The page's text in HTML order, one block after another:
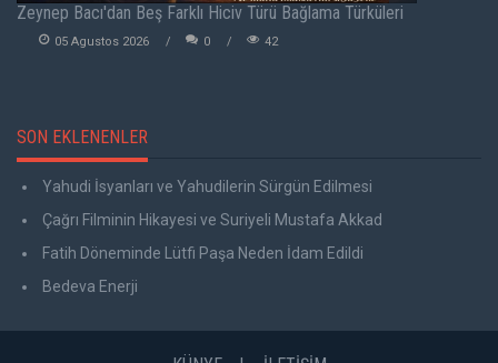
Zeynep Bacı'dan Beş Farklı Hiciv Türü Bağlama Türküleri
05 Agustos 2026 0 42
SON EKLENENLER
Yahudi İsyanları ve Yahudilerin Sürgün Edilmesi
Çağrı Filminin Hikayesi ve Suriyeli Mustafa Akkad
Fatih Döneminde Lütfi Paşa Neden İdam Edildi
Bedeva Enerji